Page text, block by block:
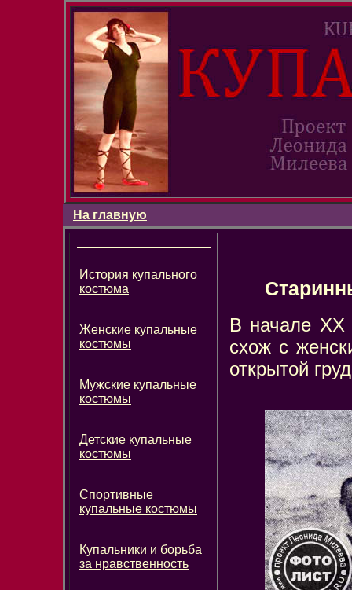
На главную
История купального
костюма
Женские купальные
костюмы
Мужские купальные
костюмы
Детские купальные
костюмы
Спортивные
купальные костюмы
Купальники и борьба
за нравственность
В начале ХХ
схож с
открытой